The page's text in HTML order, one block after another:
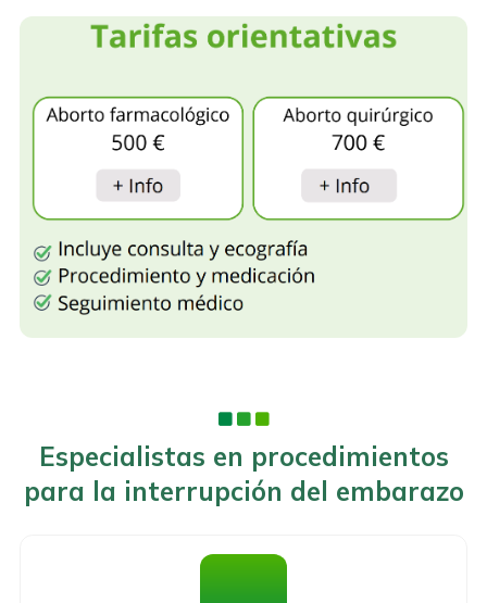
Especialistas en procedimientos
para la interrupción del embarazo